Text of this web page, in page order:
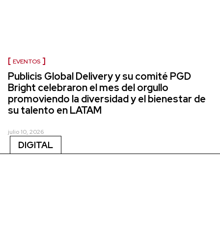
EVENTOS
Publicis Global Delivery y su comité PGD
Bright celebraron el mes del orgullo
promoviendo la diversidad y el bienestar de
su talento en LATAM
julio 10, 2026
DIGITAL